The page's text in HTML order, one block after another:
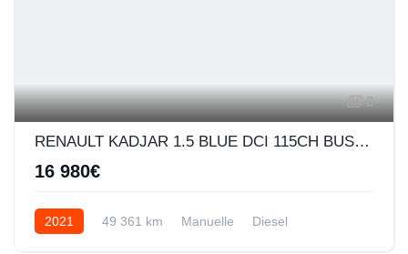
8
RENAULT KADJAR 1.5 BLUE DCI 115CH BUSINESS - 21
16 980€
2021 49 361 km Manuelle Diesel